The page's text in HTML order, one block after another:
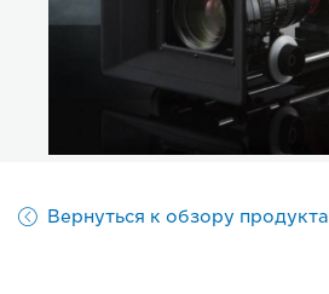
Вернуться к обзору продукта